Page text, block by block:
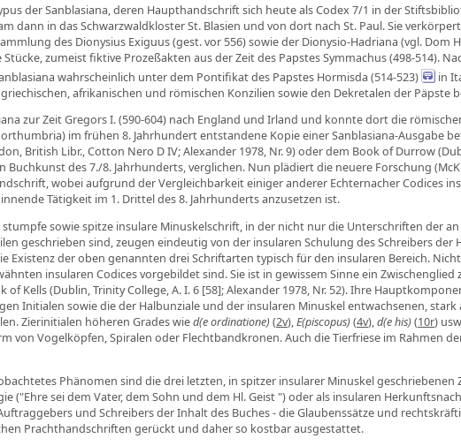
der Sanblasiana, deren Haupthandschrift sich heute als Codex 7/1 in der
dann in das Schwarzwaldkloster St. Blasien und von dort nach St. Paul. Sie
des Dionysius Exiguus (gest. vor 556) sowie der Dionysio-Hadriana (vgl. Dom
zumeist fiktive Prozeßakten aus der Zeit des Papstes Symmachus (498-514).
wahrscheinlich unter dem Pontifikat des Papstes Hormisda (514-523)
in
afrikanischen und römischen Konzilien sowie den Dekretalen der Päpste
zur Zeit Gregors I. (590-604) nach England und Irland und konnte dort die
im frühen 8. Jahrhundert entstandene Kopie einer Sanblasiana-Ausgabe
British Libr., Cotton Nero D IV; Alexander 1978, Nr. 9) oder dem Book of Durrow
des 7./8. Jahrhunderts, verglichen. Nun plädiert die neuere Forschung
wobei aufgrund der Vergleichbarkeit einiger anderer Echternacher Codices
Tätigkeit im 1. Drittel des 8. Jahrhunderts anzusetzen ist.
stumpfe sowie spitze insulare Minuskelschrift, in der nicht nur die Unterschriften der
geschrieben sind, zeugen eindeutig von der insularen Schulung des Schreibers der
Existenz der oben genannten drei Schriftarten typisch für den insularen Bereich.
insularen Codices vorgebildet sind. Sie ist in gewissem Sinne ein
Kells (Dublin, Trinity College, A. I. 6 [58]; Alexander 1978, Nr. 52). Ihre
Initialen sowie die der Halbunziale und der insularen Minuskel entwachsenen,
Zierinitialen höheren Grades wied(e ordinatione) (2v),E(piscopus) (4v),d(e his) (10r)
von Vogelköpfen, Spiralen oder Flechtbandkronen. Auch die Tierfriese im Rahmen
Phänomen sind die drei letzten, in spitzer insularer Minuskel geschriebenen
("Ehre sei dem Vater, dem Sohn und dem Hl. Geist ") oder als insularen
und Schreibers der Inhalt des Buches - die Glaubenssätze und
Prachthandschriften gerückt und daher so kostbar ausgestattet.